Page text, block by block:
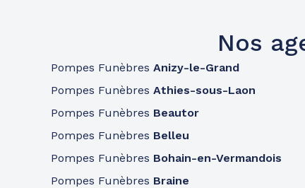
446 Avenue De Laon- 51100 Reims
Agences les plus proches
Nos
Pompes Funèbres Anizy-le-Grand
Pompes Funèbres Athies-sous-Laon
Pompes Funèbres Beautor
Pompes Funèbres Belleu
Pompes Funèbres Bohain-en-Vermandois
Pompes Funèbres Braine